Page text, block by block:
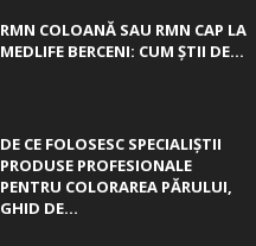
RMN COLOANĂ SAU RMN CAP LA
MEDLIFE BERCENI: CUM ȘTII DE...
DE CE FOLOSESC SPECIALIȘTII
PRODUSE PROFESIONALE
PENTRU COLORAREA PĂRULUI,
GHID DE...